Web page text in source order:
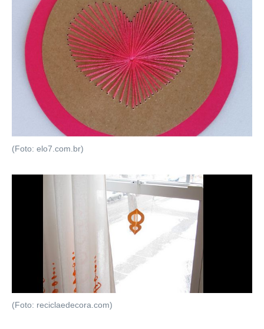
(Foto: elo7.com.br)
(Foto: reciclaedecora.com)